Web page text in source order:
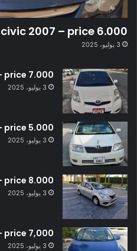
2007 – price 6.000
3 يوليو، 2025
price 7.000
3 يوليو، 2025
price 5.000
3 يوليو، 2025
price 8.000
3 يوليو، 2025
price 7,000
3 يوليو، 2025